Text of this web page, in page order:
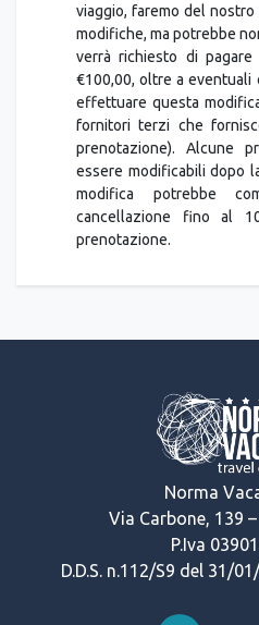
modificare in qualsiasi
viaggio, faremo del
modifiche, ma potrebbe
verrà richiesto di
€100,00, oltre a eventuali
effettuare questa
fornitori terzi che
prenotazione). Alcune
essere modificabili dopo
modifica potrebbe
cancellazione fino al
Norma
Via Carbone, 139
P.Iva